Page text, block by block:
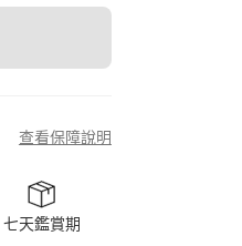
查看保障說明
七天鑑賞期